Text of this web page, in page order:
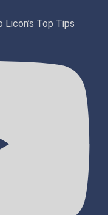
Top Tips